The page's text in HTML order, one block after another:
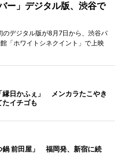
ー」デジタル版、渋谷で
デジタル版が8月7日から、渋谷パ
「ホワイトシネクイント」で上映
縁日かふぇ」 メンカラたこやき
たイチゴも
鍋 前田屋」 福岡発、新宿に続